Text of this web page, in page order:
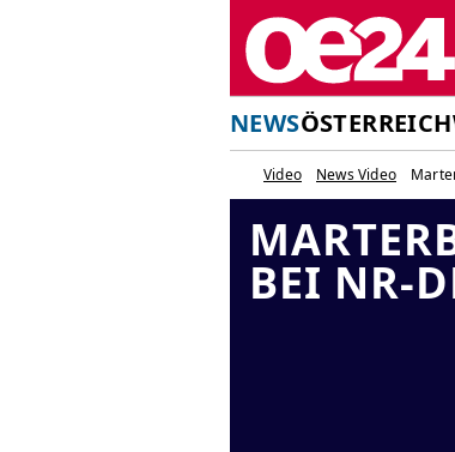
NEWSÖSTERREICH
Video News Video
BEI NR-